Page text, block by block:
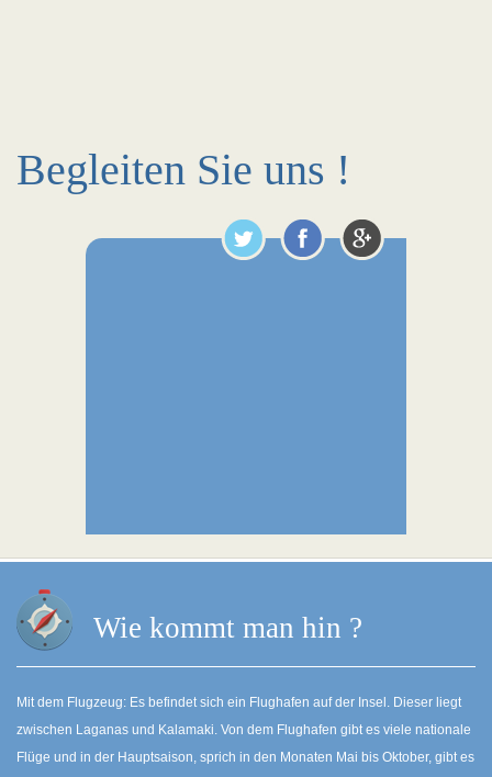
Begleiten Sie uns !
Wie kommt man hin ?
Mit dem Flugzeug: Es befindet sich ein Flughafen auf der Insel. Dieser liegt
zwischen Laganas und Kalamaki. Von dem Flughafen gibt es viele nationale
Flüge und in der Hauptsaison, sprich in den Monaten Mai bis Oktober, gibt es